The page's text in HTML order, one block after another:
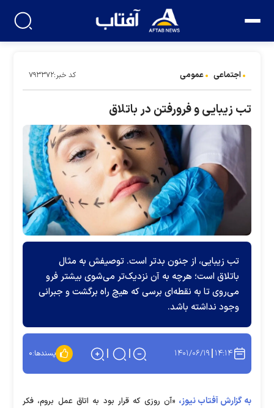
اجتماعی عمومی کد خبر:۷۹۳۳۷۲
تب زیبایی و فرورفتن در باتلاق
تب زیبایی، از جنون بدتر است. توصیفش به مثال
باتلاق است؛ هرچه به آن نزدیک‌تر می‌شوی بیشتر فرو
می‌روی تا به نقطه‌ای برسی که هیچ راه برگشت و جبرانی
وجود نداشته باشد.
۱۴:۱۴ ۱۴۰۱/۰۶/۱۹ پسندها:۰
به گزارش آفتاب نیوز، «آن روزی که قرار بود به اتاق عمل بروم، فکر